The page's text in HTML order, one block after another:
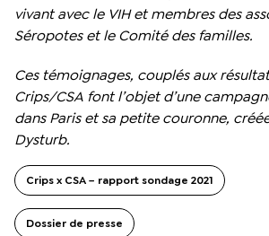
vivant avec le VIH et membres des
Séropotes et le Comité des familles.
Ces témoignages, couplés aux
Crips/CSA font l’objet d’une
dans Paris et sa petite couronne,
Dysturb.
Crips x CSA – rapport sondage 2021
Dossier de presse